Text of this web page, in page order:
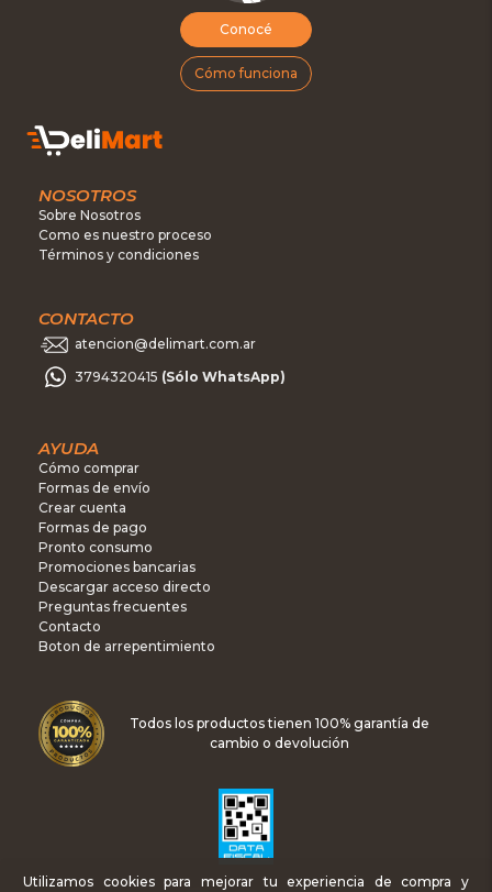
Conocé
Cómo funciona
NOSOTROS
Sobre Nosotros
Como es nuestro proceso
Términos y condiciones
CONTACTO
atencion@delimart.com.ar
3794320415 (Sólo WhatsApp)
AYUDA
Cómo comprar
Formas de envío
Crear cuenta
Formas de pago
Pronto consumo
Promociones bancarias
Descargar acceso directo
Preguntas frecuentes
Contacto
Boton de arrepentimiento
Todos los productos tienen 100% garantía de
cambio o devolución
Utilizamos cookies para mejorar tu experiencia de compra y